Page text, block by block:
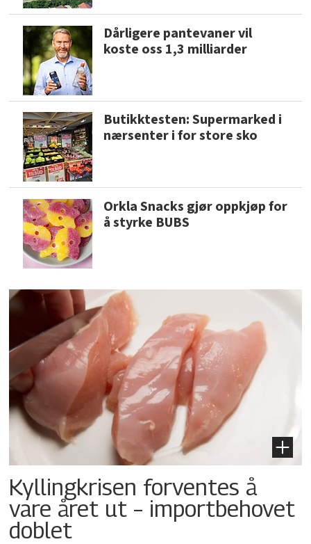
Dårligere pantevaner vil
koste oss 1,3 milliarder
Butikktesten: Supermarked i
nærsenter i for store sko
Orkla Snacks gjør oppkjøp for
å styrke BUBS
Kyllingkrisen forventes å
vare året ut – importbehovet
doblet